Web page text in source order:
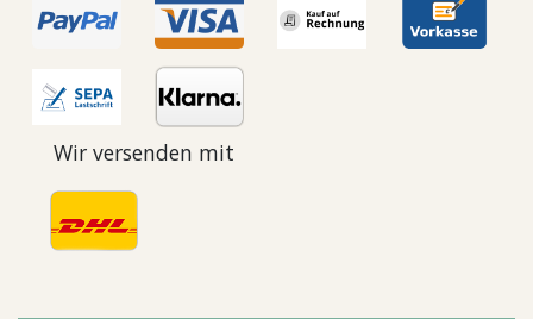
Wir versenden mit